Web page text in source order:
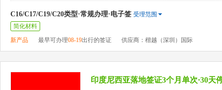
C16/C17/C19/C20类型·常规办理·电子签 受理范围
简化材料
新产品
最早可办理08-19出行的签证 供应商：楷越（深圳）国际
印度尼西亚落地签证3个月单次·30天